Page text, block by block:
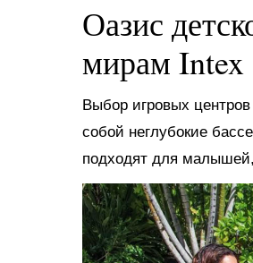
Оазис
мирам Intex
Выбор игровых
собой неглубокие
подходят для